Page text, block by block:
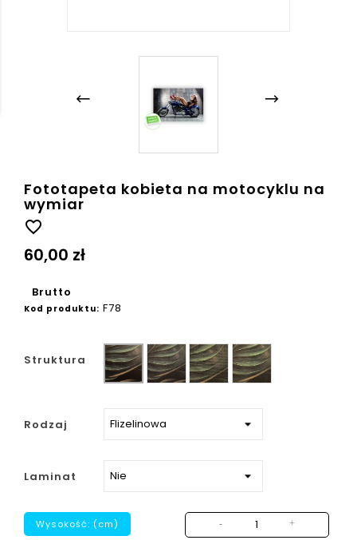
Fototapeta kobieta na motocyklu na
wymiar
favorite_border
60,00 zł
Brutto
Kod produktu: F78
Struktura
Gładka Ziarno Płótno Beton
strukturalny
Rodzaj
Laminat
Wysokość: (cm) - +